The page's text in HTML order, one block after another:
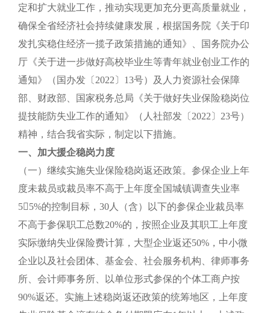
定和扩大就业工作，推动实现更加充分更高质量就业，
确保全省经济社会持续健康发展，根据国务院《关于印
发扎实稳住经济一揽子政策措施的通知》、国务院办公
厅《关于进一步做好高校毕业生等青年就业创业工作的
通知》（国办发〔2022〕13号）及人力资源社会保障
部、财政部、国家税务总局《关于做好失业保险稳岗位
提技能防失业工作的通知》（人社部发〔2022〕23号）
精神，结合我省实际，制定以下措施。
一、加大援企稳岗力度
（一）继续实施失业保险稳岗返还政策。参保企业上年
度未裁员或裁员率不高于上年度全国城镇调查失业率
55%的控制目标，30人（含）以下的参保企业裁员率
不高于参保职工总数20%的，按照企业及其职工上年度
实际缴纳失业保险费计算，大型企业返还50%，中小微
企业以及社会团体、基金会、社会服务机构、律师事务
所、会计师事务所、以单位形式参保的个体工商户按
90%返还。实施上述稳岗返还政策的统筹地区，上年度